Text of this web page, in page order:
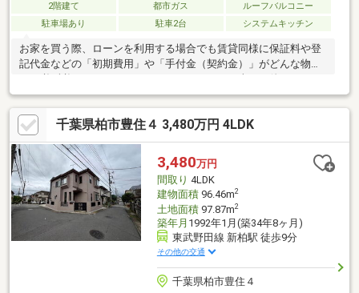
2階建て 都市ガス
ルーフバルコニー
駐車場あり
駐車2台 システムキッチン
お家を買う際、ローンを利用する場合でも賃貸同様に保証料や登
記代金などの「初期費用」や「手付金（契約金）」がどんな物件
ドの分割、リボ、キャッシング等が残っている場合完済条件付き
融資や減額融資につながります。加えて部屋数分のエアコンや新
調するであろう家具家電そして引越し代金ｅｔｃ…必ず自己資金
（貯金）を出さざる負えないのが通常の不動産購入です。新居獲
得の大きな喜びと同時にもしもの急な出費に不安な方も多いはず
です。あらゆるケースに対応し、購入時の自己負担０円でサポー
ト致します！
千葉県柏市豊住４ 3,480万円 4LDK
3,480万円
間取り 4LDK
建物面積96.46m2
土地面積97.87m2
築年月 1992年1月(築34年8ヶ月)
東武野田線 新柏駅 徒歩9分
その他の交通
千葉県柏市豊住４